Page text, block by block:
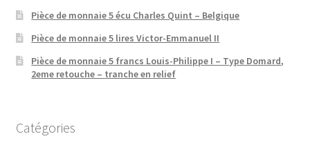
Pièce de monnaie 5 écu Charles Quint – Belgique
Pièce de monnaie 5 lires Victor-Emmanuel II
Pièce de monnaie 5 francs Louis-Philippe I – Type Domard,
2eme retouche – tranche en relief
Catégories